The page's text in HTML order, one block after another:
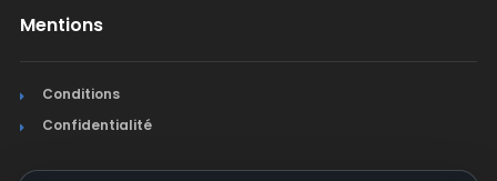
Mentions
Conditions
Confidentialité